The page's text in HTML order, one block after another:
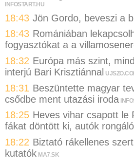
INFOSTART.HU
18:43 Jön Gordo, beveszi a
18:43 Romániában
fogyasztókat a a
18:32 Európa más szint,
interjú Bari Krisztiánnal
18:31 Beszüntette magyar
csődbe ment utazási iroda
18:25 Heves vihar csapott le
fákat döntött ki, autók
18:22 Biztató rákellenes
kutatók MA7.SK